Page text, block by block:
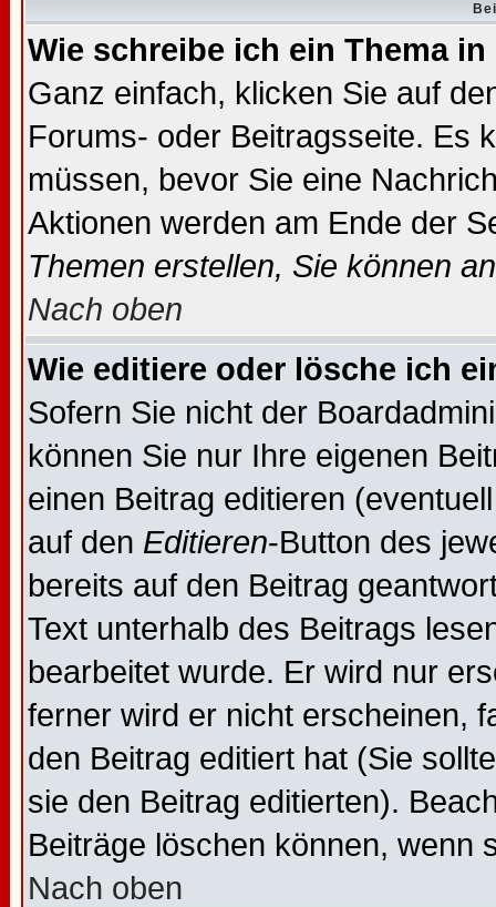
Wie schreibe ich ein Thema
Ganz einfach, klicken Sie auf
Forums- oder Beitragsseite. Es
müssen, bevor Sie eine
Aktionen werden am Ende der
Themen erstellen, Sie können
Nach oben
Wie editiere oder lösche ich
Sofern Sie nicht der
können Sie nur Ihre eigenen
einen Beitrag editieren
auf den Editieren-Button des
bereits auf den Beitrag
Text unterhalb des Beitrags
bearbeitet wurde. Er wird nur
ferner wird er nicht erscheinen,
den Beitrag editiert hat (Sie
sie den Beitrag editierten).
Beiträge löschen können, wenn
Nach oben